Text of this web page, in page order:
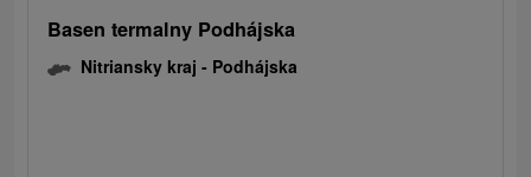
Basen termalny Podhájska
Nitriansky kraj - Podhájska